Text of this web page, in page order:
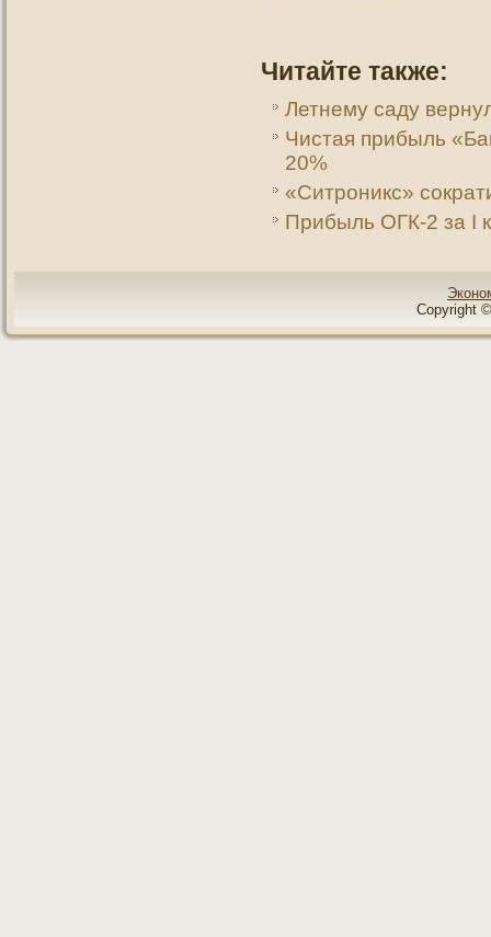
Читайте также:
Летнему саду
Чистая прибыль
20%
«Ситроникс»
Прибыль ОГК-2 за I
Copyright